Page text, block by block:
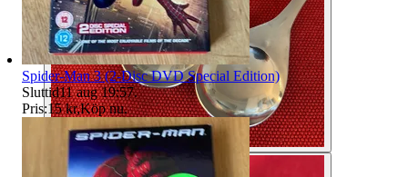
Spider-Man 3 (2-Disc DVD Special Edition)
Sluttid11 aug 19:57.
Pris:15 kr,Köp nu.